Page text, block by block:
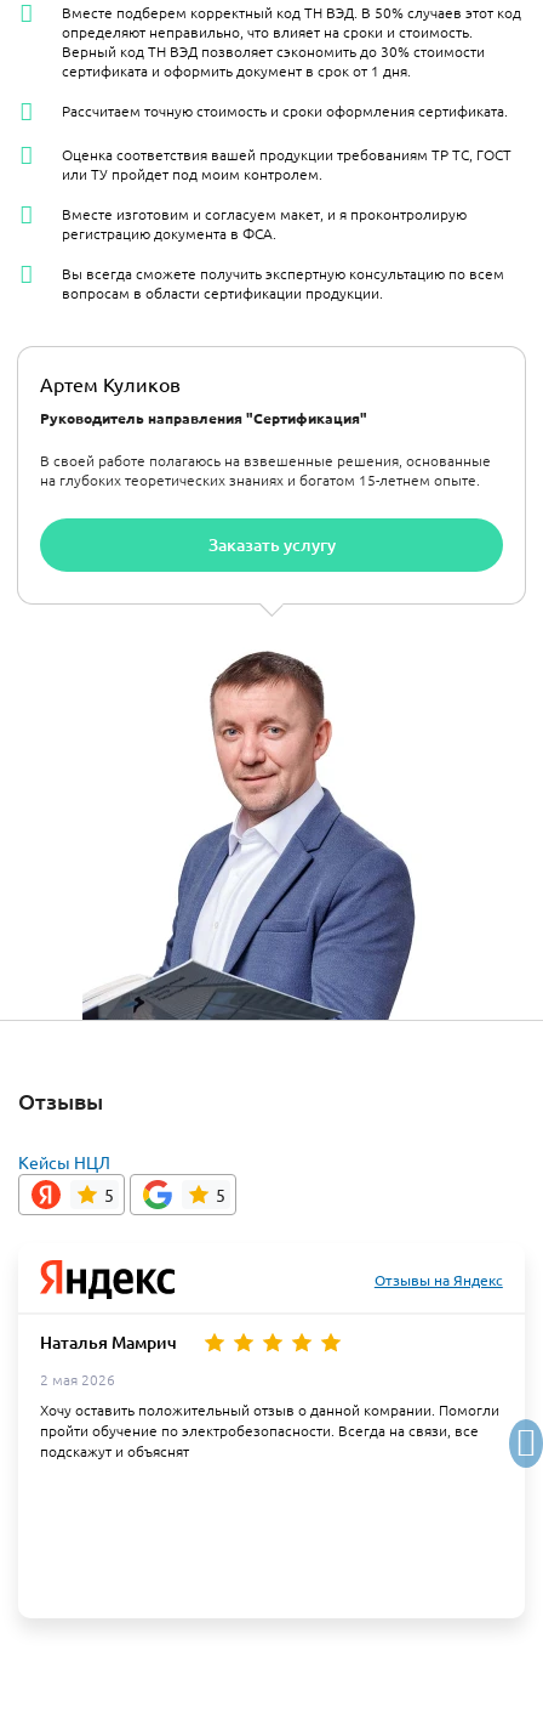
Артем Куликов
Руководитель направления "Сертификация"
В своей работе полагаюсь на взвешенные решения, основанные
на глубоких теоретических знаниях и богатом 15-летнем опыте.
Заказать услугу
Вместе подберем корректный код ТН ВЭД. В 50% случаев этот код
определяют неправильно, что влияет на сроки и стоимость.
Верный код ТН ВЭД позволяет сэкономить до 30% стоимости
сертификата и оформить документ в срок от 1 дня.
Рассчитаем точную стоимость и сроки оформления сертификата.
Оценка соответствия вашей продукции требованиям ТР ТС, ГОСТ
или ТУ пройдет под моим контролем.
Вместе изготовим и согласуем макет, и я проконтролирую
регистрацию документа в ФСА.
Вы всегда сможете получить экспертную консультацию по всем
вопросам в области сертификации продукции.
Отзывы
Кейсы НЦЛ
5
5
Отзывы на Яндекс
Наталья Мамрич
2 мая 2026
Хочу оставить положительный отзыв о данной комрании. Помогли
пройти обучение по электробезопасности. Всегда на связи, все
подскажут и объяснят